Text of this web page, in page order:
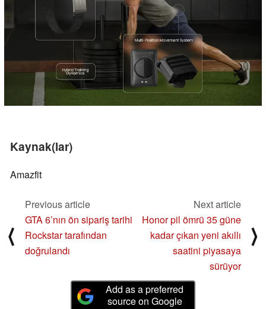
Kaynak(lar)
Amazfit
⟨
Previous article
GTA 6’nın ön sipariş tarihi
Rockstar tarafından
doğrulandı
Next article
Honor pil ömrü 35 güne
kadar çıkan yeni akıllı
saatini piyasaya
sürüyor
⟩
Add as a preferred
source on Google